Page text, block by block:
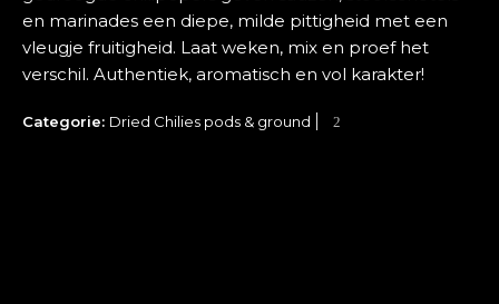
en marinades een diepe, milde pittigheid met een
vleugje fruitigheid. Laat weken, mix en proef het
verschil. Authentiek, aromatisch en vol karakter!
Categorie: Dried Chilies pods & ground